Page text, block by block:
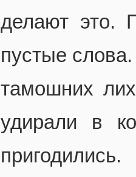
делают это.
пустые
тамошних
удирали в
пригодились.